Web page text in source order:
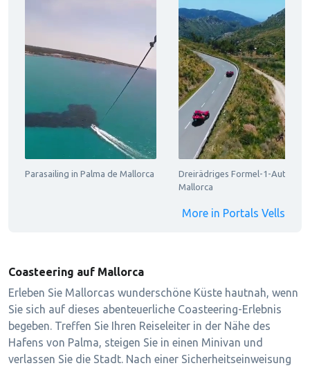
Parasailing in Palma de Mallorca
Dreirädriges Formel-1-Auto auf
Mallorca
More in Portals Vells
Coasteering auf Mallorca
Erleben Sie Mallorcas wunderschöne Küste hautnah, wenn
Sie sich auf dieses abenteuerliche Coasteering-Erlebnis
begeben. Treffen Sie Ihren Reiseleiter in der Nähe des
Hafens von Palma, steigen Sie in einen Minivan und
verlassen Sie die Stadt. Nach einer Sicherheitseinweisung